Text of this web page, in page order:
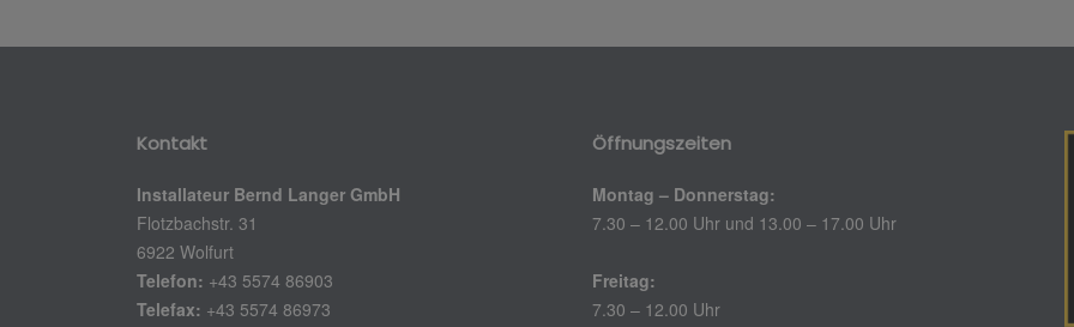
Kontakt
Installateur Bernd Langer GmbH
Flotzbachstr. 31
6922 Wolfurt
Telefon: +43 5574 86903
Telefax: +43 5574 86973
Öffnungszeiten
Montag – Donnerstag:
7.30 – 12.00 Uhr und 13.00 – 17.00 Uhr
Freitag:
7.30 – 12.00 Uhr